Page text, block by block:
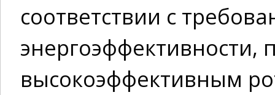
соответствии с
энергоэффективности,
высокоэффективным